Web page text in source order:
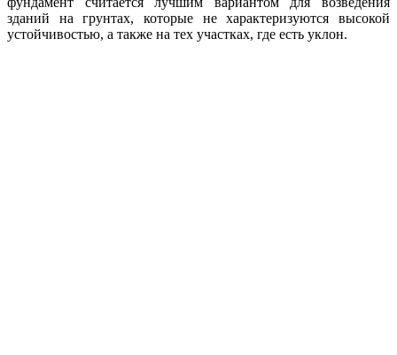
зданий на грунтах, которые не характеризуются высокой
устойчивостью, а также на тех участках, где есть уклон.